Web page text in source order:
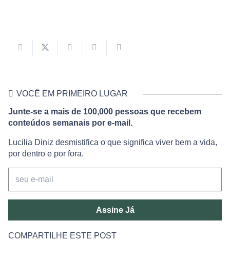
VOCÊ EM PRIMEIRO LUGAR
Junte-se a mais de 100,000 pessoas que recebem
conteúdos semanais por e-mail.
Lucilia Diniz desmistifica o que significa viver bem a vida,
por dentro e por fora.
Assine Já
COMPARTILHE ESTE POST